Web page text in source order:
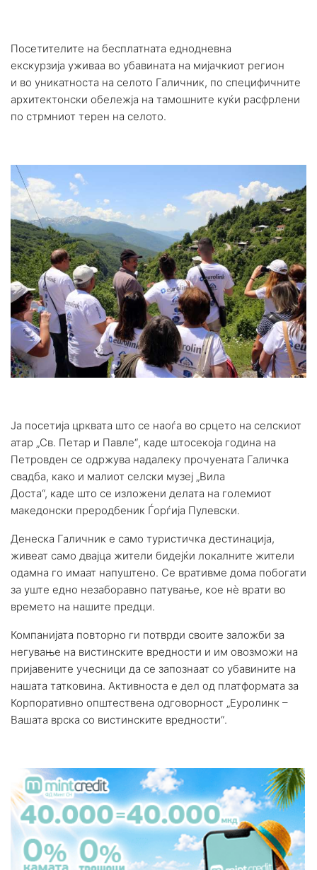
Посетителите на бесплатната еднодневна
екскурзија уживаа во убавината на мијачкиот регион
и во уникатноста на селото Галичник, по специфичните
архитектонски обележја на тамошните куќи расфрлени
по стрмниот терен на селото.
Ја посетија црквата што се наоѓа во срцето на селскиот
атар „Св. Петар и Павле“, каде штосекоја година на
Петровден се одржува надалеку прочуената Галичка
свадба, како и малиот селски музеј „Вила
Доста“, каде што се изложени делата на големиот
македонски преродбеник Ѓорѓија Пулевски.
Денеска Галичник е само туристичка дестинација,
живеат само двајца жители бидејќи локалните жители
одамна го имаат напуштено. Се вративме дома побогати
за уште едно незаборавно патување, кое нѐ врати во
времето на нашите предци.
Компанијата повторно ги потврди своите заложби за
негување на вистинските вредности и им овозможи на
пријавените учесници да се запознаат со убавините на
нашата татковина. Активноста е дел од платформата за
Корпоративно општествена одговорност „Еуролинк –
Вашата врска со вистинските вредности“.